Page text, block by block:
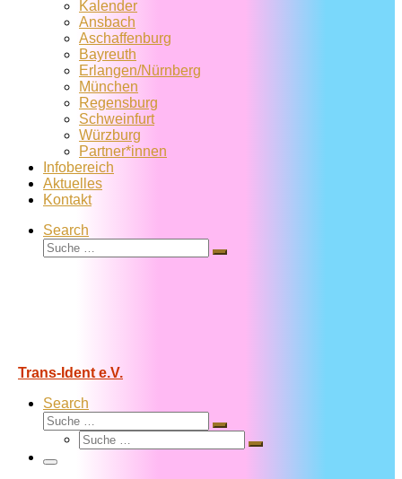
Kalender
Ansbach
Aschaffenburg
Bayreuth
Erlangen/Nürnberg
München
Regensburg
Schweinfurt
Würzburg
Partner*innen
Infobereich
Aktuelles
Kontakt
Search
Suche
Suche
Trans-Ident e.V.
Search
Suche
Suche
Suche
Suche
Menü